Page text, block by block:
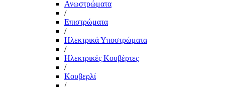
Ανωστρώματα
/
Επιστρώματα
/
Ηλεκτρικά Υποστρώματα
/
Ηλεκτρικές Κουβέρτες
/
Κουβερλί
/